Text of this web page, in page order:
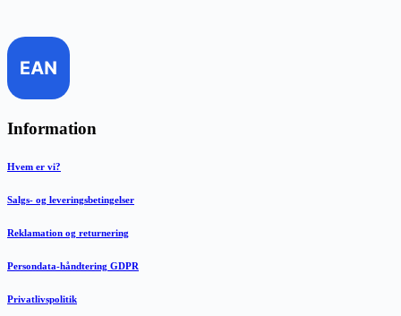
Information
Hvem er vi?
Salgs- og leveringsbetingelser
Reklamation og returnering
Persondata-håndtering GDPR
Privatlivspolitik